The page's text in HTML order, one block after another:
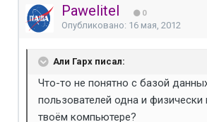
Pawelitel 0
Опубликовано: 16 мая, 2012
Али Гарх писал:
Что-то не понятно с базой
пользователей одна и физически
твоём компьютере?